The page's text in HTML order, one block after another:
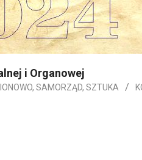
i Organowej
, SAMORZĄD, SZTUKA